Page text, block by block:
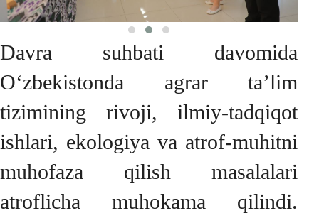
Davra suhbati davomida
O‘zbekistonda agrar ta’lim
tizimining rivoji, ilmiy-tadqiqot
ishlari, ekologiya va atrof-muhitni
muhofaza qilish masalalari
atroflicha muhokama qilindi.